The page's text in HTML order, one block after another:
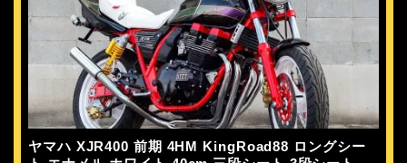
ヤマハ XJR400 前期 4HM KingRoad88 ロングシー